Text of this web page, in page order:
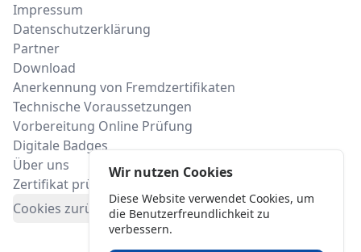
Impressum
Datenschutzerklärung
Partner
Download
Anerkennung von Fremdzertifikaten
Technische Voraussetzungen
Vorbereitung Online Prüfung
Digitale Badges
Über uns
Zertifikat prüfen
Cookies zurücksetzten
Wir nutzen Cookies
Diese Website verwendet Cookies, um
die Benutzerfreundlichkeit zu
verbessern.